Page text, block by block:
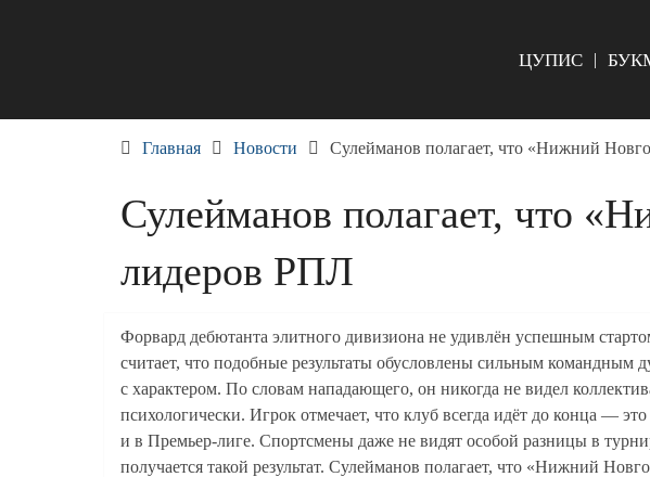
ЦУПИС
Главная Новости Сулейманов полагает, что «Нижний
Сулейманов полагает, что
лидеров РПЛ
Форвард дебютанта элитного дивизиона не удивлён успешным
считает, что подобные результаты обусловлены сильным командным
с характером. По словам нападающего, он никогда не видел
психологически. Игрок отмечает, что клуб всегда идёт до конца —
и в Премьер-лиге. Спортсмены даже не видят особой разницы в
получается такой результат. Сулейманов полагает, что «Нижний